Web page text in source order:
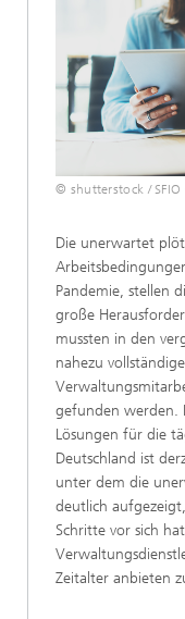
© shutterstock / SFIO
Die unerwartet
Pandemie, stellen
große
mussten in den
nahezu
gefunden werden.
Lösungen für die
Deutschland ist
unter dem die
deutlich
Schritte vor sich
Zeitalter anbieten